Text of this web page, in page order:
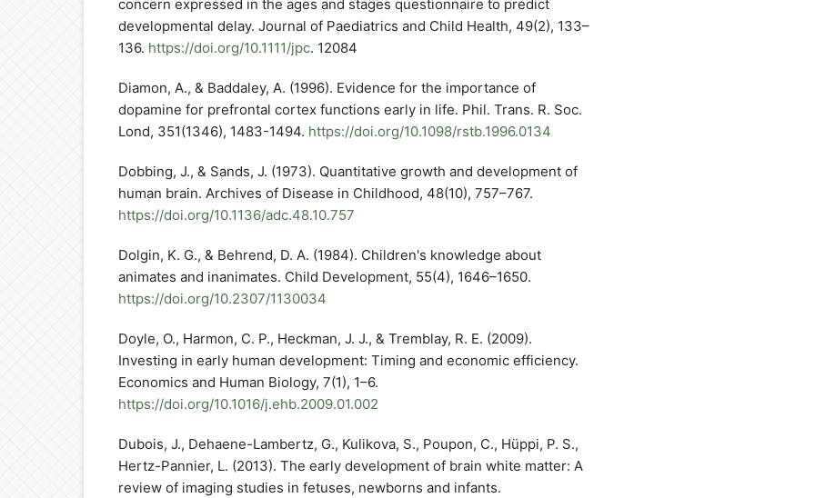
concern expressed in the ages and stages questionnaire to predict
developmental delay. Journal of Paediatrics and Child Health, 49(2), 133–
136. https://doi.org/10.1111/jpc. 12084
Diamon, A., & Baddaley, A. (1996). Evidence for the importance of
dopamine for prefrontal cortex functions early in life. Phil. Trans. R. Soc.
Lond, 351(1346), 1483-1494. https://doi.org/10.1098/rstb.1996.0134
Dobbing, J., & Sands, J. (1973). Quantitative growth and development of
human brain. Archives of Disease in Childhood, 48(10), 757–767.
https://doi.org/10.1136/adc.48.10.757
Dolgin, K. G., & Behrend, D. A. (1984). Children's knowledge about
animates and inanimates. Child Development, 55(4), 1646–1650.
https://doi.org/10.2307/1130034
Doyle, O., Harmon, C. P., Heckman, J. J., & Tremblay, R. E. (2009).
Investing in early human development: Timing and economic efficiency.
Economics and Human Biology, 7(1), 1–6.
https://doi.org/10.1016/j.ehb.2009.01.002
Dubois, J., Dehaene-Lambertz, G., Kulikova, S., Poupon, C., Hüppi, P. S.,
Hertz-Pannier, L. (2013). The early development of brain white matter: A
review of imaging studies in fetuses, newborns and infants.